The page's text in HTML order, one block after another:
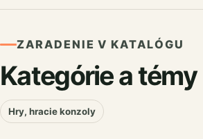
ZARADENIE V KATALÓGU
Kategórie a témy
Hry, hracie konzoly